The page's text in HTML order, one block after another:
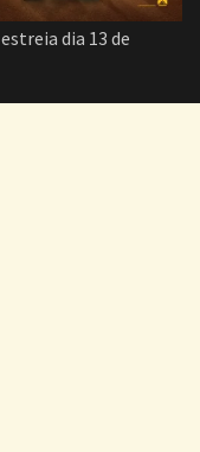
estreia dia 13 de